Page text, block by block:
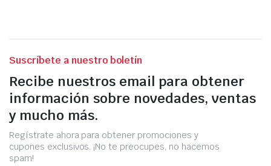
Suscríbete a nuestro boletín
Recibe nuestros email para obtener
información sobre novedades, ventas
y mucho más.
Regístrate ahora para obtener promociones y
cupones exclusivos. ¡No te preocupes, no hacemos
spam!